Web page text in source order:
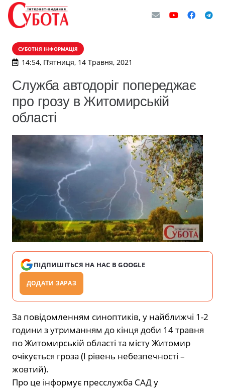
СУБОТНЯ ІНФОРМАЦІЯ
14:54, П’ятниця, 14 Травня, 2021
Служба автодоріг попереджає
про грозу в Житомирській
області
ПІДПИШІТЬСЯ НА НАС В GOOGLE
ДОДАТИ ЗАРАЗ
За повідомленням синоптиків, у найближчі 1-2
години з утриманням до кінця доби 14 травня
по Житомирській області та місту Житомир
очікується гроза (І рівень небезпечності –
жовтий).
Про це інформує пресслужба САД у